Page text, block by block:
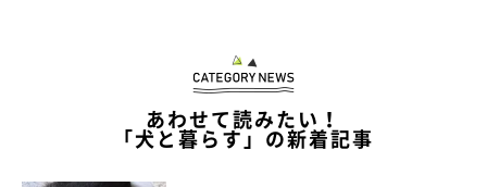
「その場合もあるでしょう。たとえば、病気の影響で多食傾向が
見られる例としては…
あわせて読みたい！
「犬と暮らす」の新着記事